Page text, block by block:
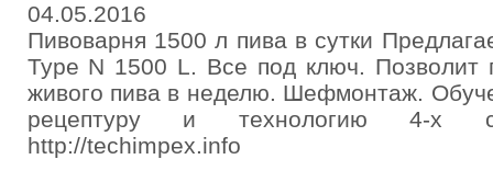
04.05.2016
Пивоварня 1500 л пива в сутки
Type N 1500 L. Все под ключ. Позволит
живого пива в неделю. Шефмонтаж.
рецептуру и технологию 4-х
http://techimpex.info